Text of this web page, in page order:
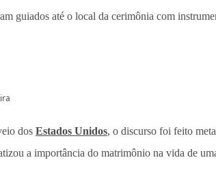
guiados até o local da cerimônia com
dos Estados Unidos, o discurso foi feito
a importância do matrimônio na vida de